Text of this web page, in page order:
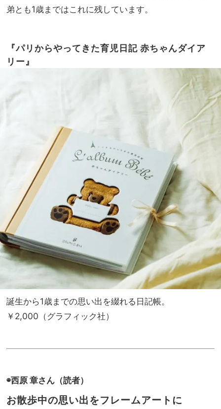
弟とも1歳まではこれに残しています。
『パリからやってきた育児日記 赤ちゃんダイア
リー』
誕生から1歳までの思い出を綴れる日記帳。
￥2,000（グラフィック社）
◉西原 章さん（読者）
お散歩中の思い出をフレームアートに